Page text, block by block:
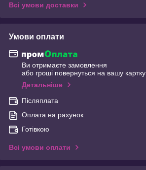
Всі умови доставки
Умови оплати
Ви отримаєте замовлення
або гроші повернуться на вашу картку
Детальніше
Післяплата
Оплата на рахунок
Готівкою
Всі умови оплати